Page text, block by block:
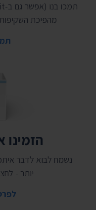
מהפיכת
הזמינו
נשמח לבוא לדבר
יותר -